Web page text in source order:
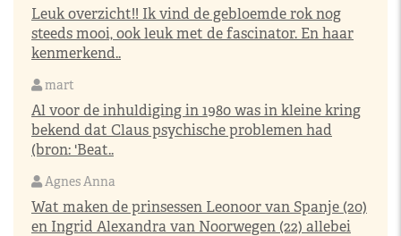
Leuk overzicht!! Ik vind de gebloemde rok nog
steeds mooi, ook leuk met de fascinator. En haar
kenmerkend..
mart
Al voor de inhuldiging in 1980 was in kleine kring
bekend dat Claus psychische problemen had
(bron: 'Beat..
Agnes Anna
Wat maken de prinsessen Leonoor van Spanje (20)
en Ingrid Alexandra van Noorwegen (22) allebei